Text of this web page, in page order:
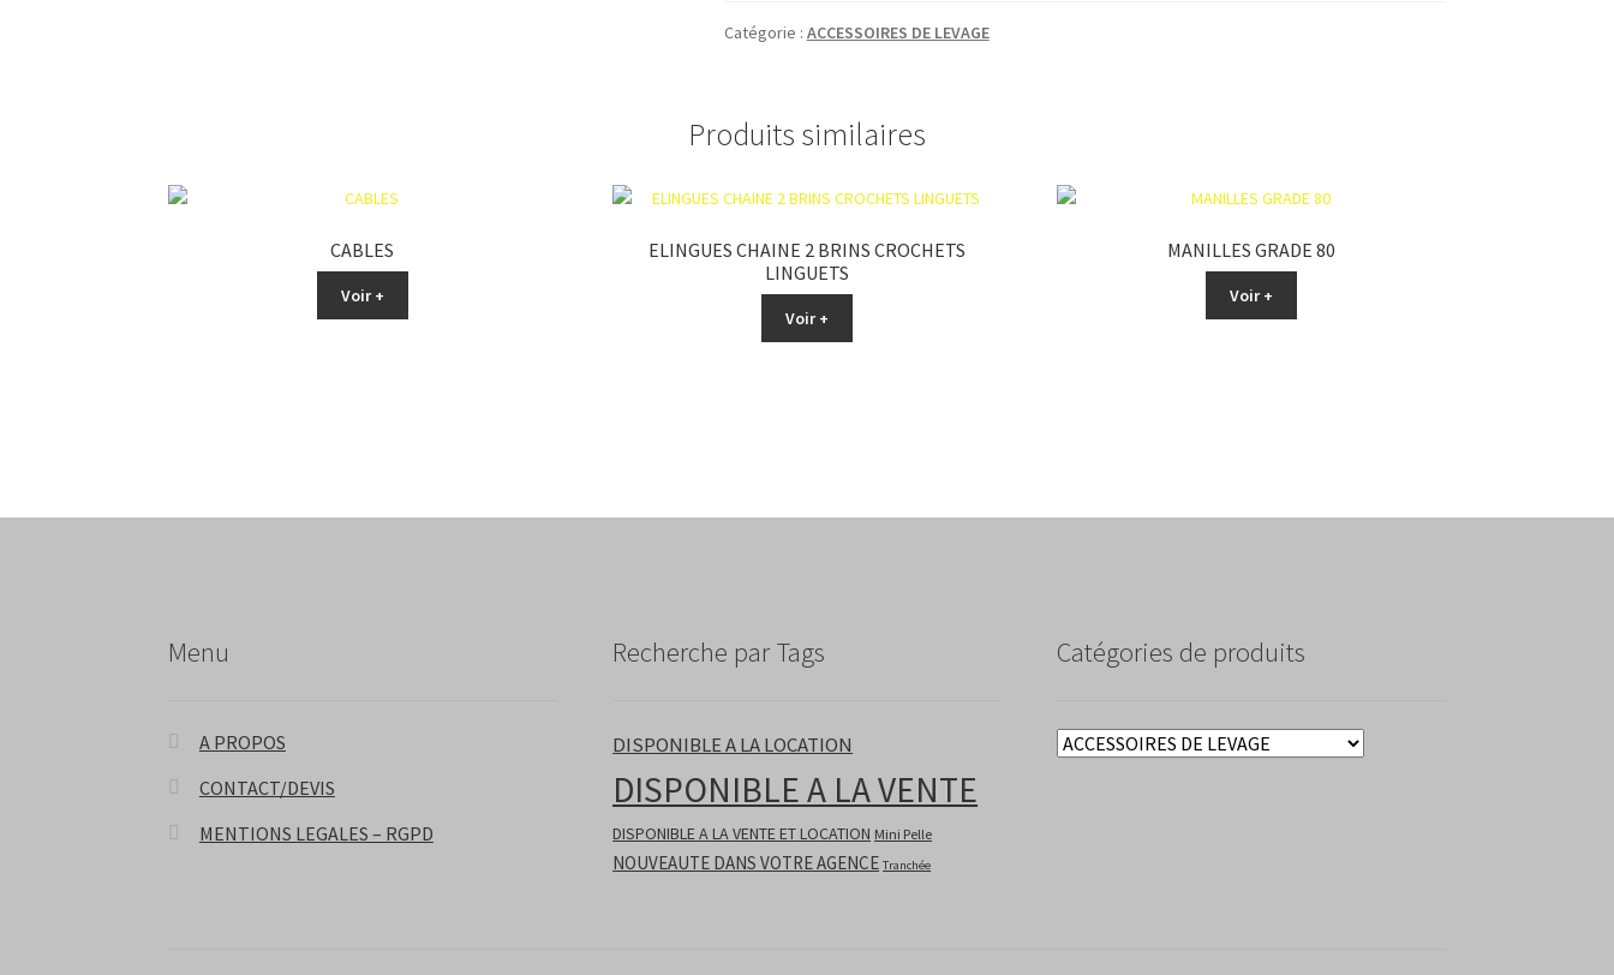
Catégorie : ACCESSOIRES DE LEVAGE
Produits similaires
CABLES
Voir +
ELINGUES CHAINE 2 BRINS CROCHETS
LINGUETS
Voir +
MANILLES GRADE 80
Voir +
Menu
A PROPOS
CONTACT/DEVIS
MENTIONS LEGALES – RGPD
Recherche par Tags
DISPONIBLE A LA LOCATION
DISPONIBLE A LA VENTE
DISPONIBLE A LA VENTE ET LOCATION Mini Pelle
NOUVEAUTE DANS VOTRE AGENCE Tranchée
Catégories de produits